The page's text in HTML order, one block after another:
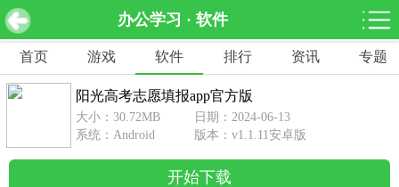
办公学习 · 软件
网游分类 软件分类
休闲益智
462款游戏
赛车竞速
122款游戏
43款游戏
动作射击
首页 游戏 软件 排行 资讯 专题
阳光高考志愿填报app官方版 v1.1.11安卓版 下载
阳光高考志愿填报app官方版
大小：30.72MB
日期：2024-06-13
系统：Android
版本：v1.1.11安卓版
开始下载